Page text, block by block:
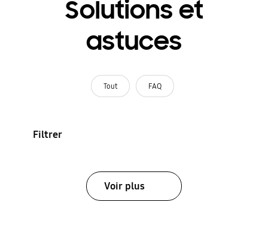
Solutions et
astuces
Tout FAQ
Filtrer
Voir plus